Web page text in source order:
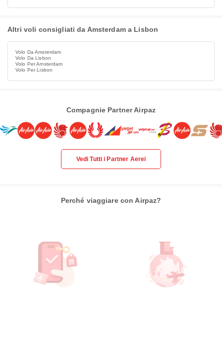
Altri voli consigliati da Amsterdam a Lisbon
Volo Da Amsterdam
Volo Da Lisbon
Volo Per Amsterdam
Volo Per Lisbon
Compagnie Partner Airpaz
Vedi Tutti i Partner Aerei
Perché viaggiare con Airpaz?